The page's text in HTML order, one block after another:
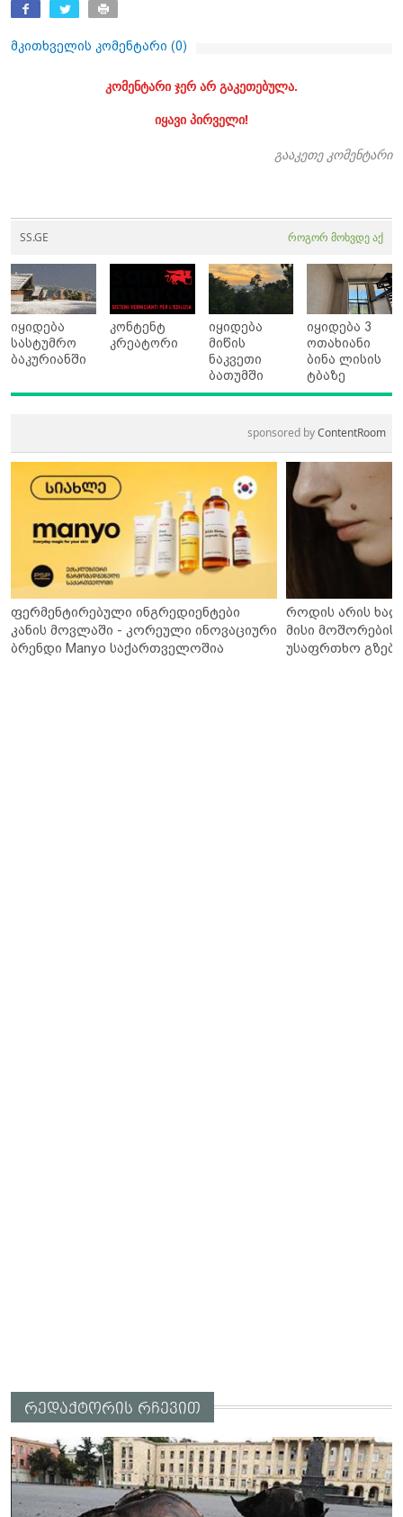
მკითხველის კომენტარი (0)
კომენტარი ჯერ არ გაკეთებულა.
იყავი პირველი!
გააკეთე კომენტარი
SS.GE როგორ მოხვდე აქ
იყიდება
სასტუმრო
ბაკურიანში
კონტენტ
კრეატორი
იყიდება
მიწის
ნაკვეთი
ბათუმში
იყიდება 3
ოთახიანი
ბინა ლისის
ტბაზე
sponsored byContentRoom
ფერმენტირებული ინგრედიენტები
კანის მოვლაში - კორეული ინოვაციური
ბრენდი Manyo საქართველოშია
როდის არის
მისი მოშორების
უსაფრთხო გზები
რედაქტორის რჩევით